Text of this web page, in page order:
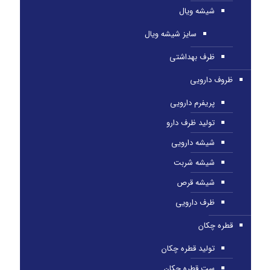
شیشه ویال
سایز شیشه ویال
ظرف بهداشتی
ظروف دارویی
پریفرم دارویی
تولید ظرف دارو
شیشه دارویی
شیشه شربت
شیشه قرص
ظرف دارویی
قطره چکان
تولید قطره چکان